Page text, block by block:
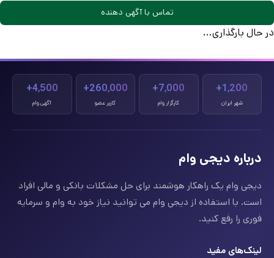
تماس با آگهی دهنده
در حال بارگذاری...
1,200+
شهر ایران
7,000+
کارگزار وام
260,000+
کاربر عضو
4,500+
آگهی وام
درباره دیجی وام
دیجی وام یک راهکار هوشمند برای حل مشکلات بانکی و مالی افراد
است. با استفاده از دیجی وام می توانید نیاز خود به وام و سرمایه
فوری را رفع کنید.
لینک‌های مفید